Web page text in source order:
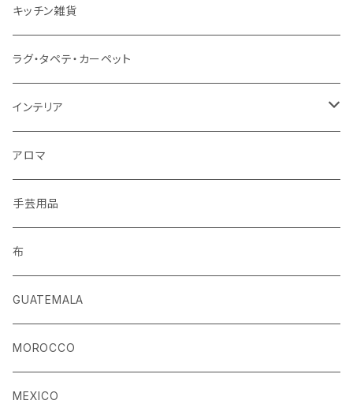
ストール
ベルト
キーホルダー
手袋
キッチン雑貨
ラグ・タペテ・カーペット
インテリア
クッションカバー
アロマ
手芸用品
布
GUATEMALA
MOROCCO
MEXICO